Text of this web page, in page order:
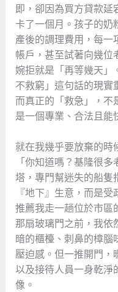
即，卻因為買方貸款
卡了一個月。孩子的奶
產後的調理費用，每一
帳戶，甚至試著向幾位
婉拒就是「再等幾天」
不救窮」這句話的現實
而真正的「救急」，不
是一個專業、合法且能
就在我幾乎要放棄的時
「你知道嗎？基隆很
塔，專門幫迷失的船隻
『地下』生意，而是
推薦我走一趟位於市區
那扇玻璃門之前，我
暗的櫃檯、刺鼻的樟腦
壓迫感。但一推開門，
以及接待人員一身乾淨
像。